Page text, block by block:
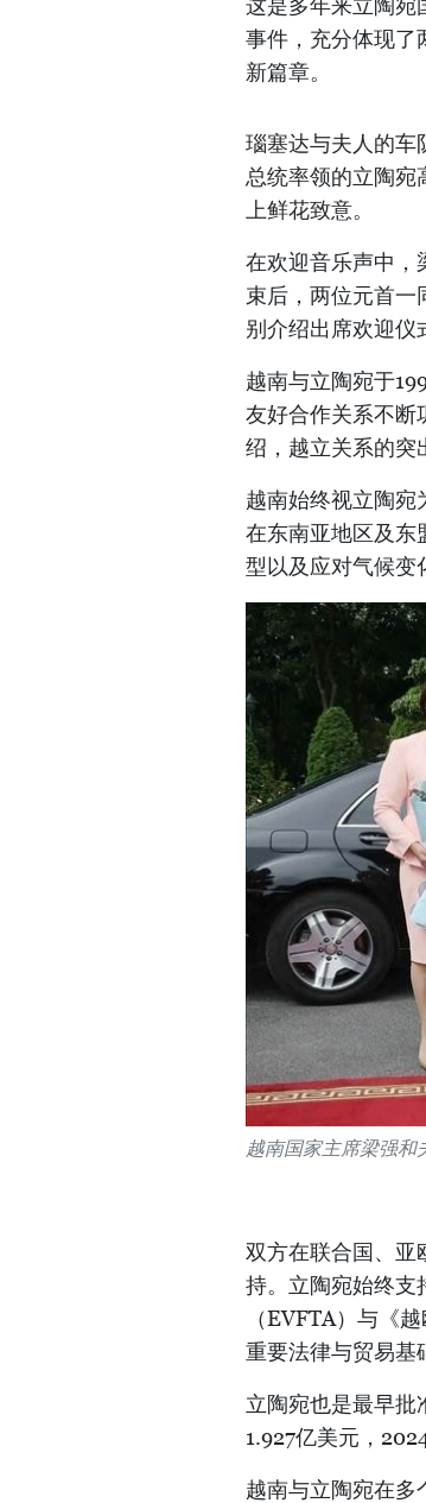
这是多年来立陶宛
事件，充分体现了
新篇章。
瑙塞达与夫人的车
总统率领的立陶宛
上鲜花致意。
在欢迎音乐声中，
束后，两位元首一
别介绍出席欢迎仪
越南与立陶宛于
友好合作关系不断
绍，越立关系的突
越南始终视立陶宛
在东南亚地区及东
型以及应对气候变
越南国家主席梁强和
双方在联合国、
持。立陶宛始终支
（EVFTA）与《
重要法律与贸易基
立陶宛也是最早批
1.927亿美元，
越南与立陶宛在多